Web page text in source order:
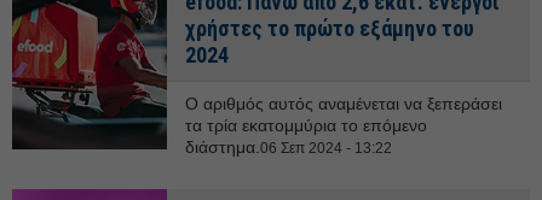
χρήστες το πρώτο εξάμηνο του
2024
Ο αριθμός αυτός αναμένεται να ξεπεράσει
τα τρία εκατομμύρια το επόμενο
διάστημα.06 Σεπ 2024 - 13:22